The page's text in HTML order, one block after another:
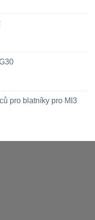
pro blatníky pro MI3